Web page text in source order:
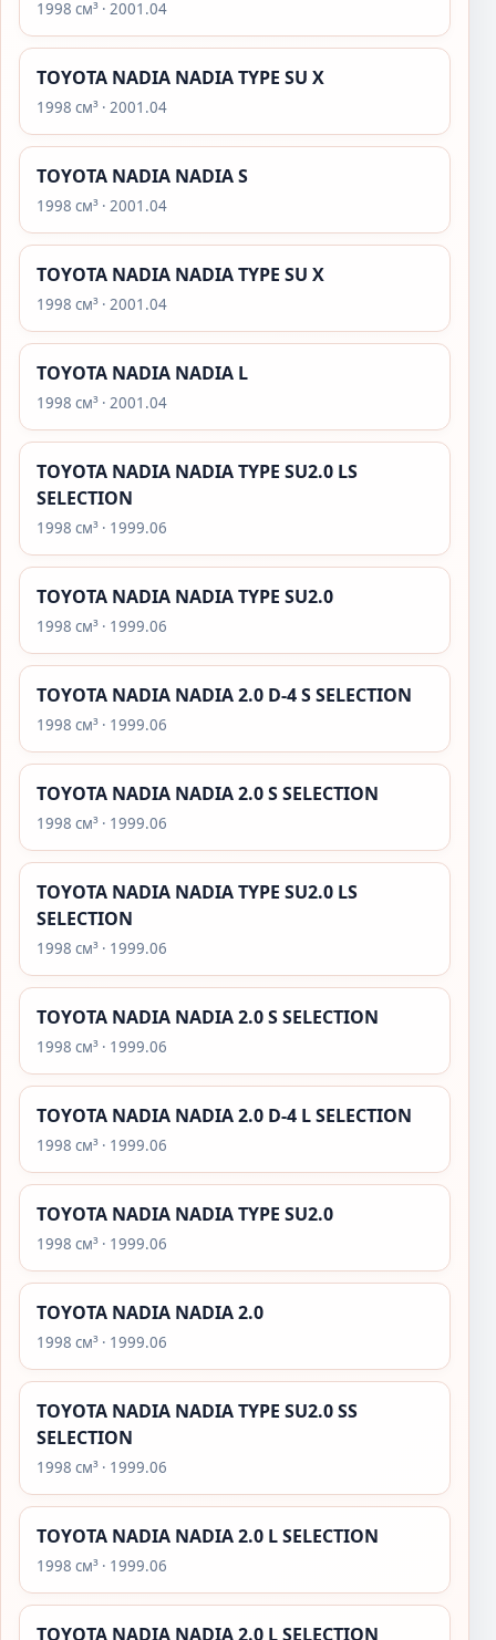
1998 см³ · 2001.04
TOYOTA NADIA NADIA TYPE SU X
1998 см³ · 2001.04
TOYOTA NADIA NADIA S
1998 см³ · 2001.04
TOYOTA NADIA NADIA TYPE SU X
1998 см³ · 2001.04
TOYOTA NADIA NADIA L
1998 см³ · 2001.04
TOYOTA NADIA NADIA TYPE SU2.0 LS
SELECTION
1998 см³ · 1999.06
TOYOTA NADIA NADIA TYPE SU2.0
1998 см³ · 1999.06
TOYOTA NADIA NADIA 2.0 D-4 S SELECTION
1998 см³ · 1999.06
TOYOTA NADIA NADIA 2.0 S SELECTION
1998 см³ · 1999.06
TOYOTA NADIA NADIA TYPE SU2.0 LS
SELECTION
1998 см³ · 1999.06
TOYOTA NADIA NADIA 2.0 S SELECTION
1998 см³ · 1999.06
TOYOTA NADIA NADIA 2.0 D-4 L SELECTION
1998 см³ · 1999.06
TOYOTA NADIA NADIA TYPE SU2.0
1998 см³ · 1999.06
TOYOTA NADIA NADIA 2.0
1998 см³ · 1999.06
TOYOTA NADIA NADIA TYPE SU2.0 SS
SELECTION
1998 см³ · 1999.06
TOYOTA NADIA NADIA 2.0 L SELECTION
1998 см³ · 1999.06
TOYOTA NADIA NADIA 2.0 L SELECTION